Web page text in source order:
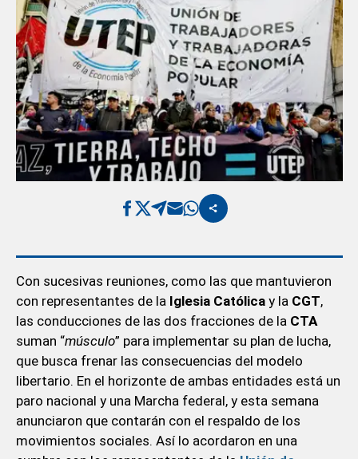
Con sucesivas reuniones, como las que mantuvieron
con representantes de la Iglesia Católicay la CGT,
las conducciones de las dos fracciones de la CTA
suman “músculo” para implementar su plan de lucha,
que busca frenar las consecuencias del modelo
libertario. En el horizonte de ambas entidades está un
paro nacional y una Marcha federal, y esta semana
anunciaron que contarán con el respaldo de los
movimientos sociales. Así lo acordaron en una